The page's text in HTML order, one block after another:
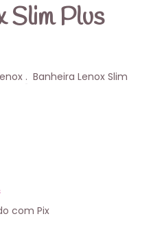
Slim Plus
. Banheira Lenox Slim
com Pix